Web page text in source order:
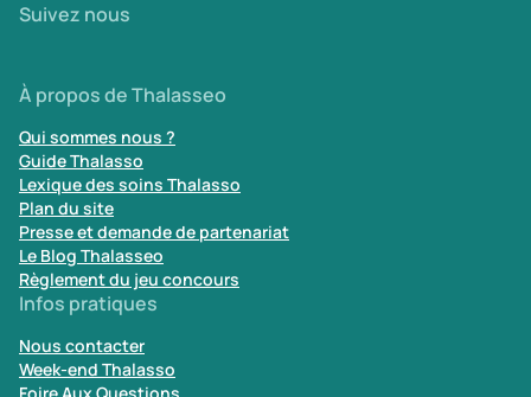
Suivez nous
À propos de Thalasseo
Qui sommes nous ?
Guide Thalasso
Lexique des soins Thalasso
Plan du site
Presse et demande de partenariat
Le Blog Thalasseo
Règlement du jeu concours
Infos pratiques
Nous contacter
Week-end Thalasso